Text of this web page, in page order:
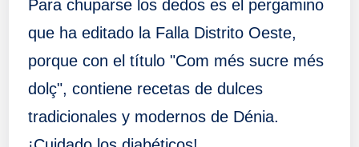
Para chuparse los dedos es el pergamino
que ha editado la Falla Distrito Oeste,
porque con el título "Com més sucre més
dolç", contiene recetas de dulces
tradicionales y modernos de Dénia.